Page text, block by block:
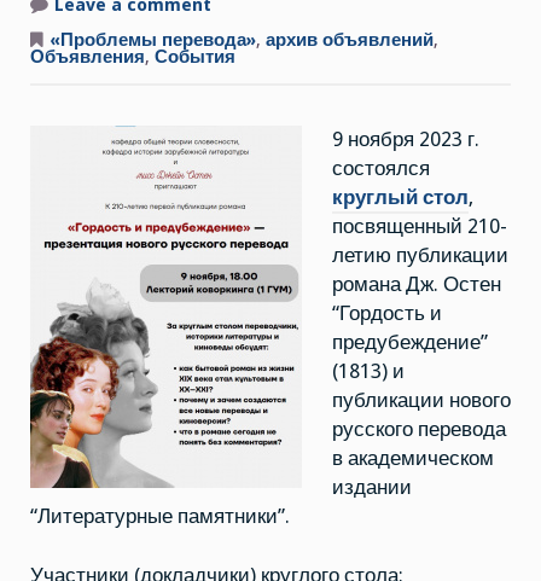
Leave a comment
ноября
2023
романа
Дж.
Остен
и
предубеждение”
«Проблемы перевода», архив объявлений,
Объявления, События
9 ноября 2023 г.
состоялся
круглый стол,
посвященный 210-
летию публикации
романа Дж. Остен
“Гордость и
предубеждение”
(1813) и
публикации нового
русского перевода
в академическом
издании
“Литературные памятники”.
Участники (докладчики) круглого стола: